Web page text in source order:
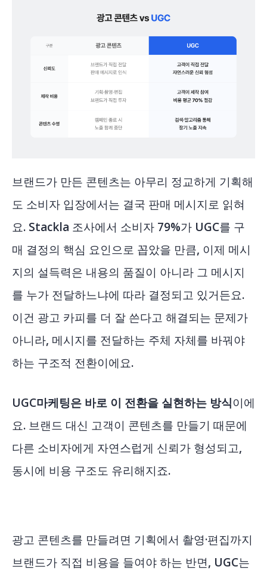
브랜드가 만든 콘텐츠는 아무리 정교하게 기획해
도 소비자 입장에서는 결국 판매 메시지로 읽혀
요. Stackla 조사에서 소비자 79%가 UGC를 구
매 결정의 핵심 요인으로 꼽았을 만큼, 이제 메시
지의 설득력은 내용의 품질이 아니라 그 메시지
를 누가 전달하느냐에 따라 결정되고 있거든요.
이건 광고 카피를 더 잘 쓴다고 해결되는 문제가
아니라, 메시지를 전달하는 주체 자체를 바꿔야
하는 구조적 전환이에요.
UGC마케팅은 바로 이 전환을 실현하는 방식이에
요. 브랜드 대신 고객이 콘텐츠를 만들기 때문에
다른 소비자에게 자연스럽게 신뢰가 형성되고,
동시에 비용 구조도 유리해지죠.
광고 콘텐츠를 만들려면 기획에서 촬영·편집까지
브랜드가 직접 비용을 들여야 하는 반면, UGC는